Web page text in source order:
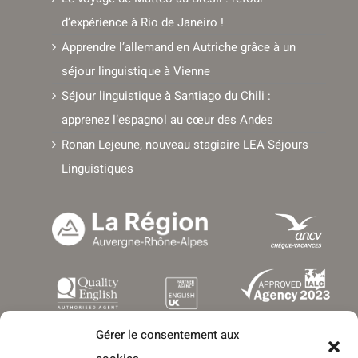
Gérer le consentement aux
d’expérience à Rio de Janeiro !
Apprendre l’allemand en Autriche grâce à un
séjour linguistique à Vienne
Séjour linguistique à Santiago du Chili :
apprenez l’espagnol au cœur des Andes
Ronan Lejeune, nouveau stagiaire LEA Séjours
Linguistiques